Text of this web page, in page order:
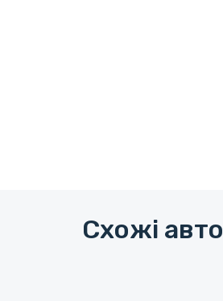
Схожі авто